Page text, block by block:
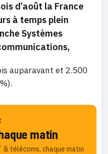
d’août la France
à temps plein
Systèmes
auparavant et 2.500
matin
télécoms, chaque matin